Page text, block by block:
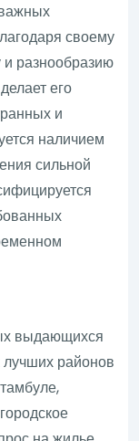
своему
разнообразию
его
и
наличием
сильной
выдающихся
районов